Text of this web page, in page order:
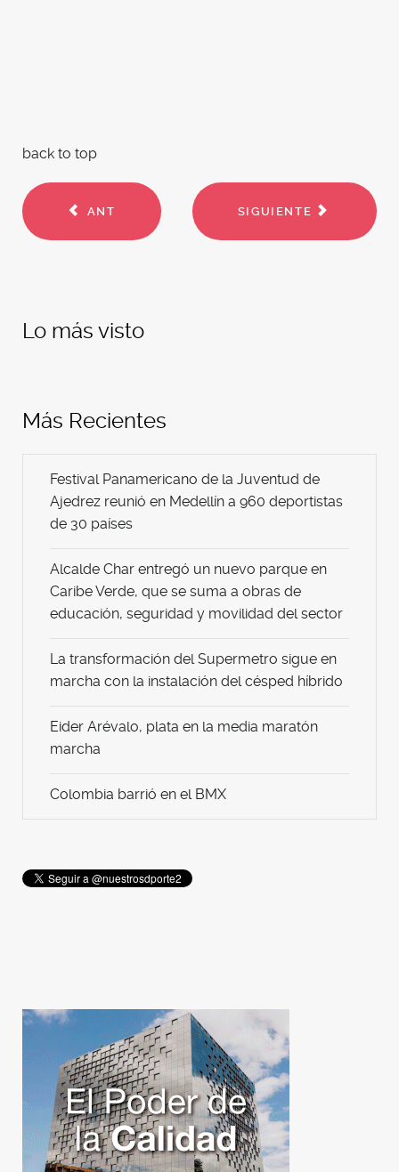
back to top
ANT SIGUIENTE
Lo más visto
Más Recientes
Festival Panamericano de la Juventud de
Ajedrez reunió en Medellín a 960 deportistas
de 30 países
Alcalde Char entregó un nuevo parque en
Caribe Verde, que se suma a obras de
educación, seguridad y movilidad del sector
La transformación del Supermetro sigue en
marcha con la instalación del césped híbrido
Eider Arévalo, plata en la media maratón
marcha
Colombia barrió en el BMX